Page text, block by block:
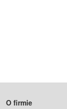
O firmie